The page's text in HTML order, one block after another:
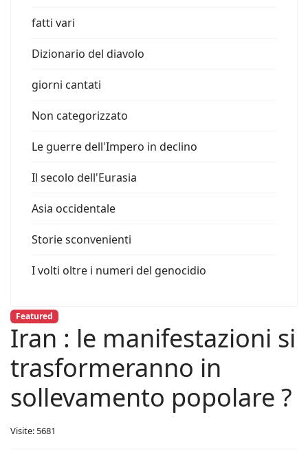
fatti vari
Dizionario del diavolo
giorni cantati
Non categorizzato
Le guerre dell'Impero in declino
Il secolo dell'Eurasia
Asia occidentale
Storie sconvenienti
I volti oltre i numeri del genocidio
Featured
Iran : le manifestazioni si
trasformeranno in
sollevamento popolare ?
Visite: 5681